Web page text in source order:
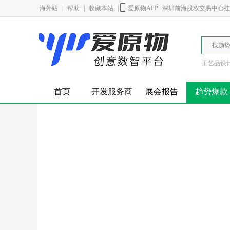
海外站 帮助 收藏本站 爱原物APP 深圳前海股权交易中心
找趋
工艺品设
首页 开发服务商 展会报告 趋势爆款